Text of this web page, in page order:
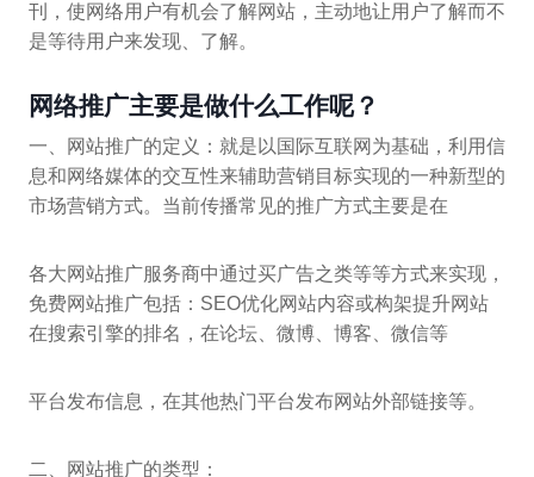
刊，使网络用户有机会了解网站，主动地让用户了解而不
是等待用户来发现、了解。
网络推广主要是做什么工作呢？
一、网站推广的定义：就是以国际互联网为基础，利用信
息和网络媒体的交互性来辅助营销目标实现的一种新型的
市场营销方式。当前传播常见的推广方式主要是在
各大网站推广服务商中通过买广告之类等等方式来实现，
免费网站推广包括：SEO优化网站内容或构架提升网站
在搜索引擎的排名，在论坛、微博、博客、微信等
平台发布信息，在其他热门平台发布网站外部链接等。
二、网站推广的类型：